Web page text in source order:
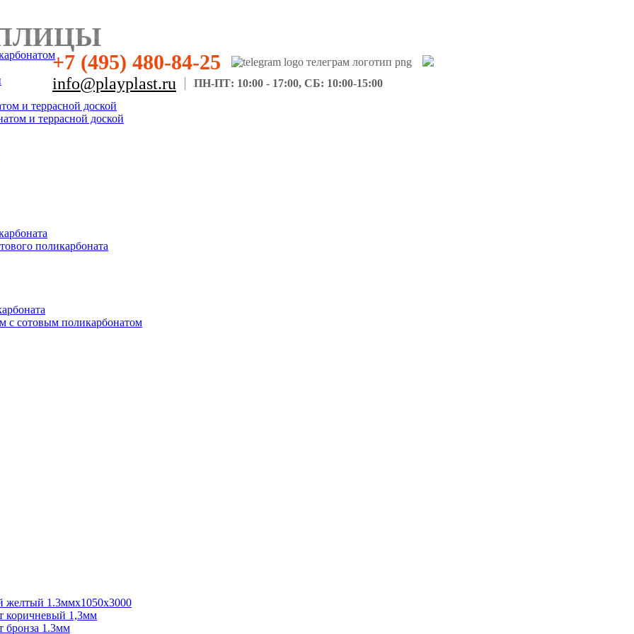
+7 (495) 480-84-25
info@playplast.ru ПН-ПТ: 10:00 - 17:00, СБ: 10:00-15:00
и террасной доской
и террасной доской
поликарбоната
с сотовым поликарбонатом
желтый 1.3ммх1050х3000
коричневый 1,3мм
бронза 1.3мм